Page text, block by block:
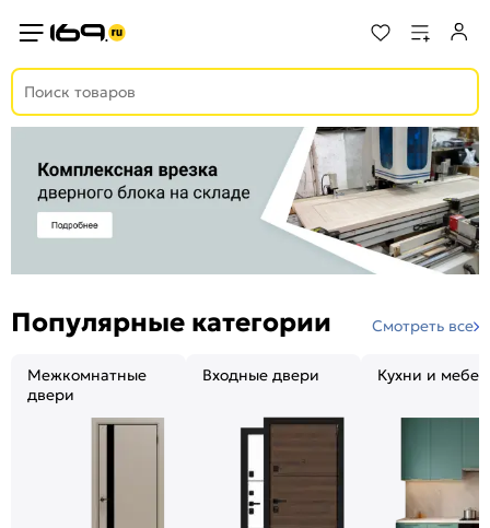
Популярные категории Смотреть все
Межкомнатные
двери
Входные двери Кухни и